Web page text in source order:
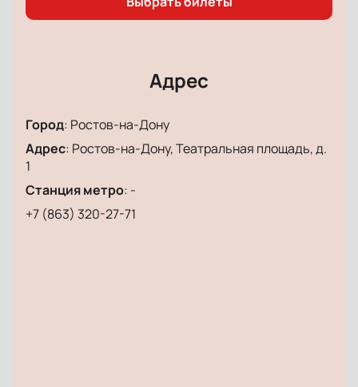
Адрес
Город: Ростов-на-Дону
Адрес: Ростов-на-Дону, Театральная площадь, д.
1
Станция метро: -
+7 (863) 320-27-71